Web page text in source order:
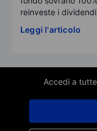
reinveste i
Leggi l'articolo
Accedi a